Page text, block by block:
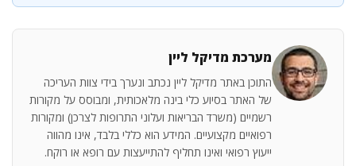
מערכת מדיקל ליין
התוכן באתר מדיקל ליין נכתב ונערך בידי צוות העריכה
של האתר בסיוע כלי בינה מלאכותית, ומבוסס על מקורות
רשמיים (משרד הבריאות ועלוני התרופות לצרכן) ומקורות
רפואיים מקצועיים. המידע הוא כללי בלבד, אינו מהווה
ייעוץ רפואי ואינו תחליף להתייעצות עם רופא או רוקח.